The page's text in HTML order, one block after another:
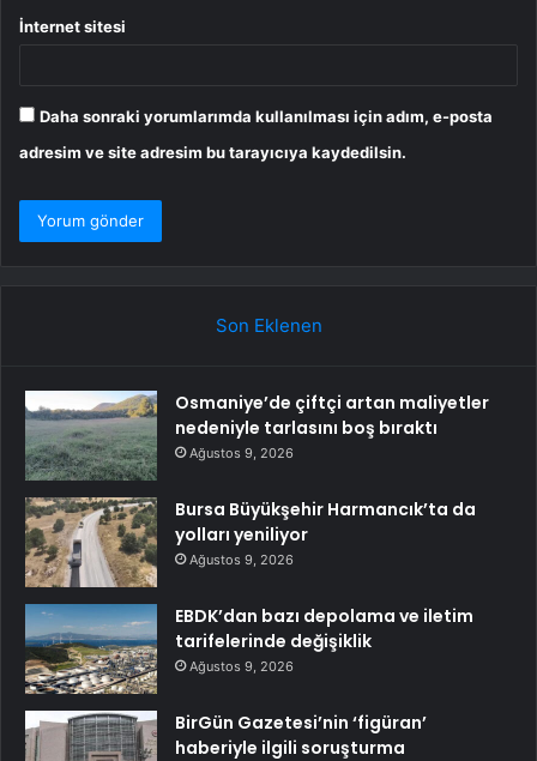
İnternet sitesi
Daha sonraki yorumlarımda kullanılması için adım, e-posta
adresim ve site adresim bu tarayıcıya kaydedilsin.
Son Eklenen
Osmaniye’de çiftçi artan maliyetler
nedeniyle tarlasını boş bıraktı
Ağustos 9, 2026
Bursa Büyükşehir Harmancık’ta da
yolları yeniliyor
Ağustos 9, 2026
EBDK’dan bazı depolama ve iletim
tarifelerinde değişiklik
Ağustos 9, 2026
BirGün Gazetesi’nin ‘figüran’
haberiyle ilgili soruşturma